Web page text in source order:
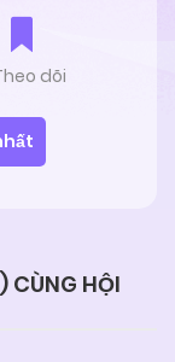
dõi
CÙNG HỘI